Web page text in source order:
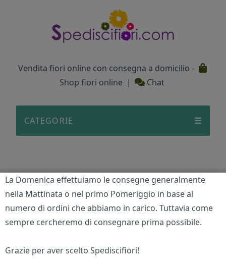
Vendita fiori online con consegna a domicilio -
Shop fiori online | Chat
CATEGORIE ☰
Caldo bagliore
Home / San Valentino / Caldo bagliore
La Domenica effettuiamo le consegne generalmente
nella Mattinata o nel primo Pomeriggio in base al
numero di ordini che abbiamo in carico. Tuttavia come
sempre cercheremo di consegnare prima possibile.
Grazie per aver scelto Spediscifiori!